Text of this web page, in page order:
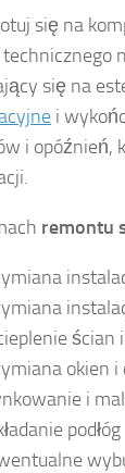
się na
się na
i
i opóźnień,
remontu
ścian
okien i
i
podłóg